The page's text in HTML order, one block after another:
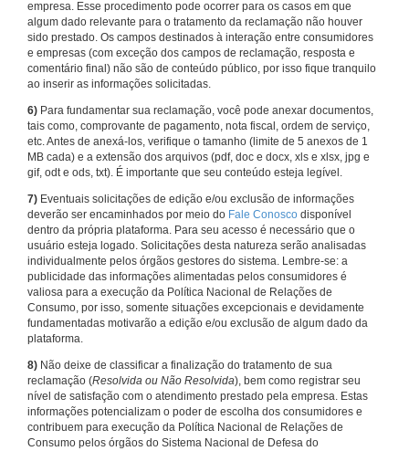
empresa. Esse procedimento pode ocorrer para os casos em que
algum dado relevante para o tratamento da reclamação não houver
sido prestado. Os campos destinados à interação entre consumidores
e empresas (com exceção dos campos de reclamação, resposta e
comentário final) não são de conteúdo público, por isso fique tranquilo
ao inserir as informações solicitadas.
6) Para fundamentar sua reclamação, você pode anexar documentos,
tais como, comprovante de pagamento, nota fiscal, ordem de serviço,
etc. Antes de anexá-los, verifique o tamanho (limite de 5 anexos de 1
MB cada) e a extensão dos arquivos (pdf, doc e docx, xls e xlsx, jpg e
gif, odt e ods, txt). É importante que seu conteúdo esteja legível.
7) Eventuais solicitações de edição e/ou exclusão de informações
deverão ser encaminhados por meio do Fale Conosco disponível
dentro da própria plataforma. Para seu acesso é necessário que o
usuário esteja logado. Solicitações desta natureza serão analisadas
individualmente pelos órgãos gestores do sistema. Lembre-se: a
publicidade das informações alimentadas pelos consumidores é
valiosa para a execução da Política Nacional de Relações de
Consumo, por isso, somente situações excepcionais e devidamente
fundamentadas motivarão a edição e/ou exclusão de algum dado da
plataforma.
8) Não deixe de classificar a finalização do tratamento de sua
reclamação (Resolvida ou Não Resolvida), bem como registrar seu
nível de satisfação com o atendimento prestado pela empresa. Estas
informações potencializam o poder de escolha dos consumidores e
contribuem para execução da Política Nacional de Relações de
Consumo pelos órgãos do Sistema Nacional de Defesa do